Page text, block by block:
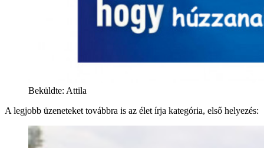
Beküldte: Attila
A legjobb üzeneteket továbbra is az élet írja kategória, első helyezés: